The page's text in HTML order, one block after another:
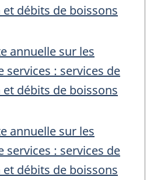
débits de boissons
annuelle sur les
services : services de
débits de boissons
annuelle sur les
services : services de
débits de boissons